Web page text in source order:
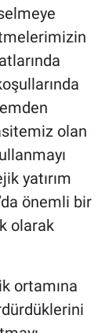
olan
yatırım
önemli bir
olarak
ortamına